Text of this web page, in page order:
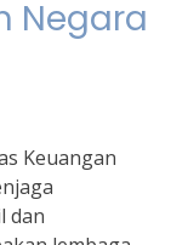
Negara
Keuangan
dan